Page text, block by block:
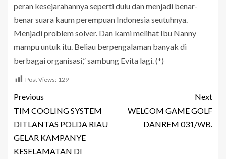
peran kesejarahannya seperti dulu dan menjadi benar-
benar suara kaum perempuan Indonesia seutuhnya.
Menjadi problem solver. Dan kami melihat Ibu Nanny
mampu untuk itu. Beliau berpengalaman banyak di
berbagai organisasi,” sambung Evita lagi. (*)
Post Views: 129
Previous
TIM COOLING SYSTEM
DITLANTAS POLDA RIAU
GELAR KAMPANYE
KESELAMATAN DI
Next
WELCOM GAME GOLF
DANREM 031/WB.